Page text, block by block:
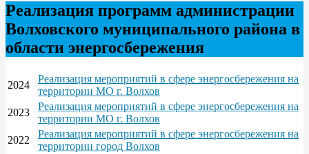
Реализация программ администрации
Волховского муниципального района в
области энергосбережения
2024
Реализация мероприятий в сфере энергосбережения на
территории МО г. Волхов
2023
Реализация мероприятий в сфере энергосбережения на
территории МО г. Волхов
2022
Реализация мероприятий в сфере энергосбережения на
территории город Волхов